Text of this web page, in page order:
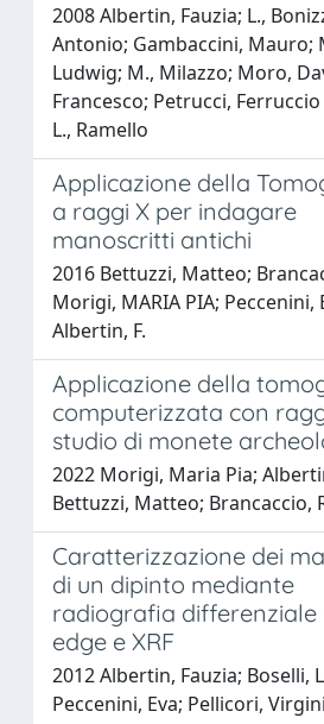
2008 Albertin, Fauzia; L.,
Antonio; Gambaccini, Mauro;
Ludwig; M., Milazzo; Moro,
Francesco; Petrucci, Ferruccio
L., Ramello
Applicazione della
a raggi X per indagare
manoscritti antichi
2016 Bettuzzi, Matteo;
Morigi, MARIA PIA; Peccenini,
Albertin, F.
Applicazione della
computerizzata con
studio di monete
2022 Morigi, Maria Pia;
Bettuzzi, Matteo; Brancaccio,
Caratterizzazione dei
di un dipinto mediante
radiografia differenziale
edge e XRF
2012 Albertin, Fauzia; Boselli,
Peccenini, Eva; Pellicori,